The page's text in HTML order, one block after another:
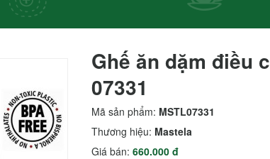
Ghế ăn dặm điều
07331
Mã sản phẩm: MSTL07331
Thương hiệu: Mastela
Giá bán: 660.000 đ